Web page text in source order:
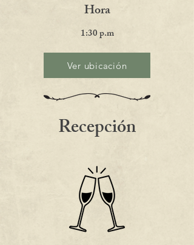
Hora
1:30 p.m
Ver ubicación
Recepción